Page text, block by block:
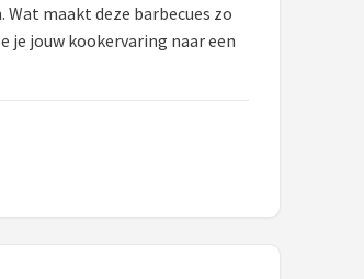
maakt deze barbecues zo
je jouw kookervaring naar een